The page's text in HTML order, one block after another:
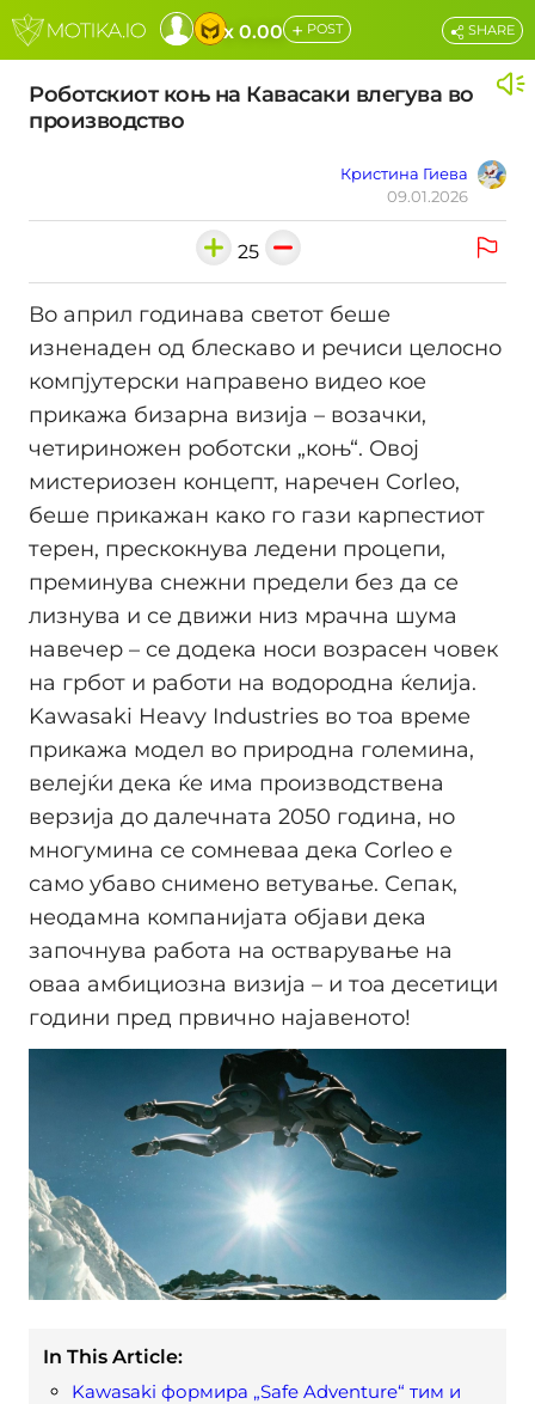
x 0.00 + POST
Роботскиот коњ на Кавасаки влегува во
производство
Кристина Гиева
09.01.2026
SHARE
25
Во април годинава светот беше
изненаден од блескаво и речиси целосно
компјутерски направено видео кое
прикажа бизарна визија – возачки,
четириножен роботски „коњ“. Овој
мистериозен концепт, наречен Corleo,
беше прикажан како го гази карпестиот
терен, прескокнува ледени процепи,
преминува снежни предели без да се
лизнува и се движи низ мрачна шума
навечер – се додека носи возрасен човек
на грбот и работи на водородна ќелија.
Kawasaki Heavy Industries во тоа време
прикажа модел во природна големина,
велејќи дека ќе има производствена
верзија до далечната 2050 година, но
многумина се сомневаа дека Corleo е
само убаво снимено ветување. Сепак,
неодамна компанијата објави дека
започнува работа на остварување на
оваа амбициозна визија – и тоа десетици
години пред првично најавеното!
In This Article:
Kawasaki формира „Safe Adventure“ тим и